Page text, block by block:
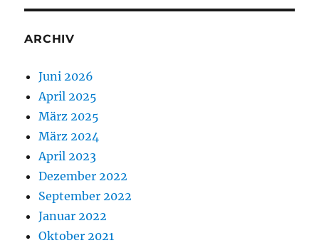
ARCHIV
Juni 2026
April 2025
März 2025
März 2024
April 2023
Dezember 2022
September 2022
Januar 2022
Oktober 2021